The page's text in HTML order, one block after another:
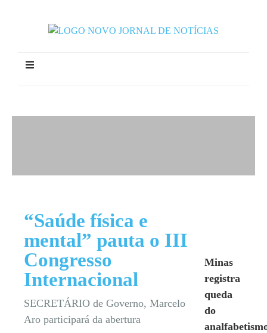
“Saúde física e
mental” pauta o III
Congresso
Internacional
SECRETÁRIO de Governo, Marcelo
Aro participará da abertura
Minas
registra
queda
do